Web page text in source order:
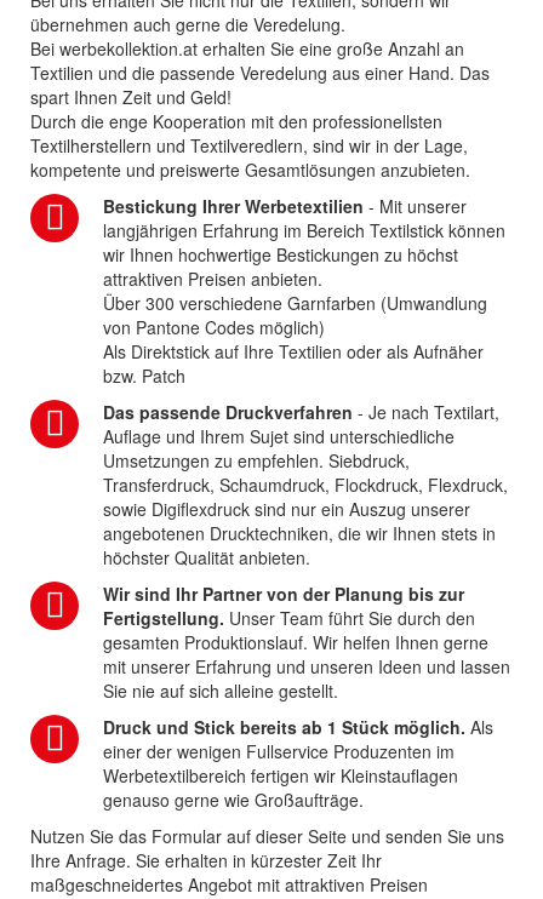
übernehmen auch gerne die Veredelung.
Bei werbekollektion.at erhalten Sie eine große Anzahl an
Textilien und die passende Veredelung aus einer Hand. Das
spart Ihnen Zeit und Geld!
Durch die enge Kooperation mit den professionellsten
Textilherstellern und Textilveredlern, sind wir in der Lage,
kompetente und preiswerte Gesamtlösungen anzubieten.
Bestickung Ihrer Werbetextilien - Mit unserer
langjährigen Erfahrung im Bereich Textilstick können
wir Ihnen hochwertige Bestickungen zu höchst
attraktiven Preisen anbieten.
Über 300 verschiedene Garnfarben (Umwandlung
von Pantone Codes möglich)
Als Direktstick auf Ihre Textilien oder als Aufnäher
bzw. Patch
Das passende Druckverfahren - Je nach Textilart,
Auflage und Ihrem Sujet sind unterschiedliche
Umsetzungen zu empfehlen. Siebdruck,
Transferdruck, Schaumdruck, Flockdruck, Flexdruck,
sowie Digiflexdruck sind nur ein Auszug unserer
angebotenen Drucktechniken, die wir Ihnen stets in
höchster Qualität anbieten.
Wir sind Ihr Partner von der Planung bis zur
Fertigstellung. Unser Team führt Sie durch den
gesamten Produktionslauf. Wir helfen Ihnen gerne
mit unserer Erfahrung und unseren Ideen und lassen
Sie nie auf sich alleine gestellt.
Druck und Stick bereits ab 1 Stück möglich. Als
einer der wenigen Fullservice Produzenten im
Werbetextilbereich fertigen wir Kleinstauflagen
genauso gerne wie Großaufträge.
Nutzen Sie das Formular auf dieser Seite und senden Sie uns
Ihre Anfrage. Sie erhalten in kürzester Zeit Ihr
maßgeschneidertes Angebot mit attraktiven Preisen